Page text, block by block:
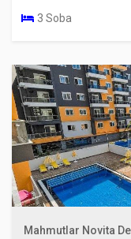
3 Soba
Mahmutlar Novita